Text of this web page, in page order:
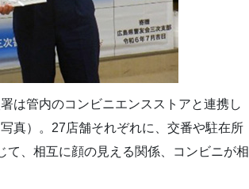
は管内のコンビニエンスストアと連携し
真）。27店舗それぞれに、交番や駐在所
、相互に顔の見える関係、コンビニが相